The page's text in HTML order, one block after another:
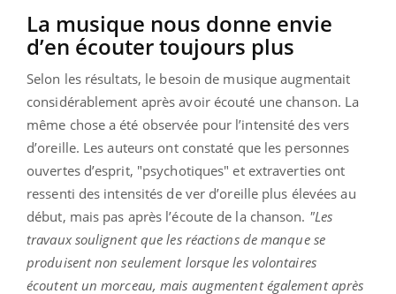
La musique nous donne envie
d’en écouter toujours plus
Selon les résultats, le besoin de musique augmentait
considérablement après avoir écouté une chanson. La
même chose a été observée pour l’intensité des vers
d’oreille. Les auteurs ont constaté que les personnes
ouvertes d’esprit, "psychotiques" et extraverties ont
ressenti des intensités de ver d’oreille plus élevées au
début, mais pas après l’écoute de la chanson. "Les
travaux soulignent que les réactions de manque se
produisent non seulement lorsque les volontaires
écoutent un morceau, mais augmentent également après